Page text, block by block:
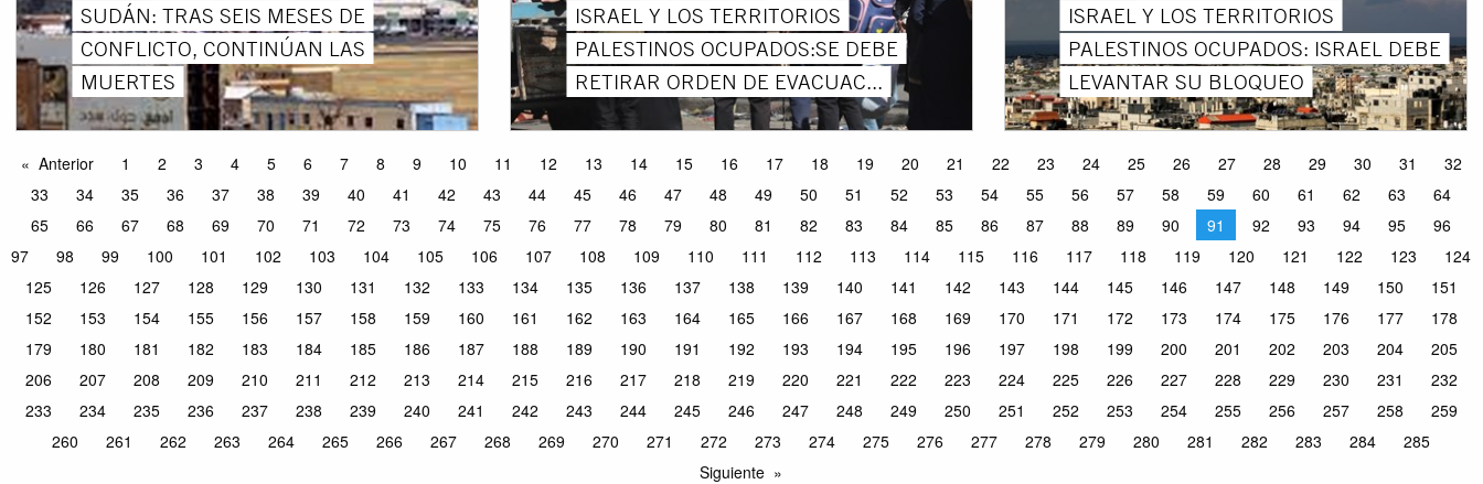
SUDÁN: TRAS SEIS MESES DE
CONFLICTO, CONTINÚAN LAS
MUERTES
ISRAEL Y LOS TERRITORIOS
PALESTINOS OCUPADOS:SE DEBE
RETIRAR ORDEN DE EVACUAC...
ISRAEL Y LOS TERRITORIOS
PALESTINOS OCUPADOS: ISRAEL DEBE
LEVANTAR SU BLOQUEO
Anterior 1 2 3 4 5 6 7 8 9 10 11 12 13 14 15 16 17 18 19 20 21 22 23 24 25 26 27 28 29 30 31
32
33
34 35 36 37 38 39 40 41 42 43 44 45 46 47 48 49 50 51 52 53 54 55 56 57 58 59 60 61 62 63
64
65
66 67 68 69 70 71 72 73 74 75 76 77 78 79 80 81 82 83 84 85 86 87 88 89 90 91 92 93 94 95
96
97
98 99 100 101 102 103 104 105 106 107 108 109 110 111 112 113 114 115 116 117 118 119 120 121 122 123
124
125
126 127 128 129 130 131 132 133 134 135 136 137 138 139 140 141 142 143 144 145 146 147 148 149 150
151
152
153 154 155 156 157 158 159 160 161 162 163 164 165 166 167 168 169 170 171 172 173 174 175 176 177
178
179
180 181 182 183 184 185 186 187 188 189 190 191 192 193 194 195 196 197 198 199 200 201 202 203 204
205
206
207 208 209 210 211 212 213 214 215 216 217 218 219 220 221 222 223 224 225 226 227 228 229 230 231
232
233
234 235 236 237 238 239 240 241 242 243 244 245 246 247 248 249 250 251 252 253 254 255 256 257 258
259
260
261 262 263 264 265 266 267 268 269 270 271 272 273 274 275 276 277 278 279 280 281 282 283 284
285
Siguiente